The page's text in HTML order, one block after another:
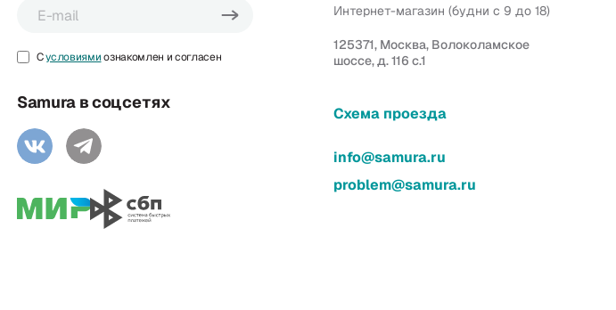
Сусловиямиознакомлен и согласен
Samura в соцсетях
Интернет-магазин (будни с 9 до 18)
125371, Москва, Волоколамское
шоссе, д. 116 с.1
Схема проезда
info@samura.ru
problem@samura.ru